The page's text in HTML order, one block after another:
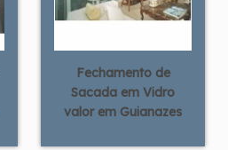
Fechamento de
Sacada em Vidro
valor em Guianazes